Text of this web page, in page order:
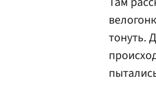
тонуть.